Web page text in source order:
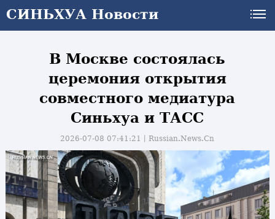
СИНЬХУА Новости
СИНЬХУА Новости
В Москве состоялась
церемония открытия
совместного медиатура
Синьхуа и ТАСС
2026-07-08 07:41:21丨Russian.News.Cn